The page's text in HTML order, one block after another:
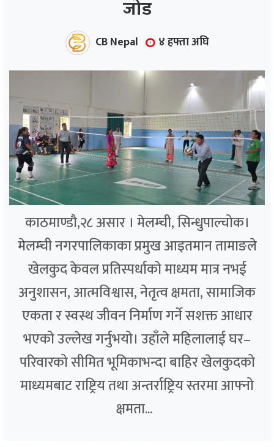
जोड
CB Nepal ४ हफ्ता अघि
काठमाण्डौ,२८ असार । मेलम्ची, सिन्धुपाल्चोक।
मेलम्ची नगरपालिकाका प्रमुख आइतमान तामाङले
खेलकुद केवल प्रतिस्पर्धाको माध्यम मात्र नभई
अनुशासन, आत्मविश्वास, नेतृत्व क्षमता, सामाजिक
एकता र स्वस्थ जीवन निर्माण गर्ने सशक्त आधार
भएको उल्लेख गर्नुभयो। उहाँले महिलालाई घर–
परिवारको सीमित भूमिकाभन्दा बाहिर खेलकुदको
माध्यमबाट राष्ट्रिय तथा अन्तर्राष्ट्रिय स्तरमा आफ्नो
क्षमता...